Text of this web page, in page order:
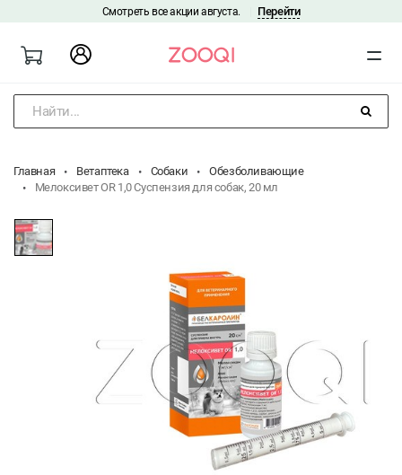
Смотреть все акции августа. Перейти
Найти...
Главная Ветаптека Собаки
Обезболивающие
Мелоксивет OR 1,0 Суспензия для собак, 20 мл